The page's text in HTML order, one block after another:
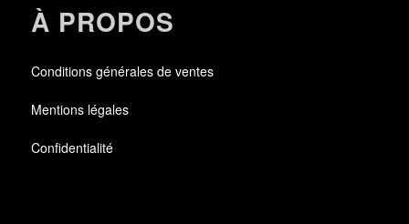
À PROPOS
Conditions générales de ventes
Mentions légales
Confidentialité